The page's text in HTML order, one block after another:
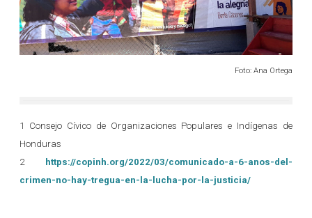
Foto: Ana Ortega
1 Consejo Cívico de Organizaciones Populares e Indígenas de
Honduras
2
https://copinh.org/2022/03/comunicado-a-6-anos-del-
crimen-no-hay-tregua-en-la-lucha-por-la-justicia/